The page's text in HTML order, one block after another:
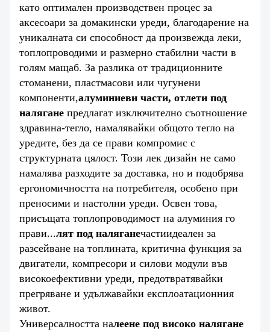
като оптимален производствен процес за
аксесоари за домакински уреди, благодарение на
уникалната си способност да произвежда леки,
топлопроводими и размерно стабилни части в
голям мащаб. За разлика от традиционните
стоманени, пластмасови или чугунени
компоненти,алуминиеви части, отлети под
налягане предлагат изключително съотношение
здравина-тегло, намалявайки общото тегло на
уредите, без да се прави компромис с
структурната цялост. Този лек дизайн не само
намалява разходите за доставка, но и подобрява
ергономичността на потребителя, особено при
преносими и настолни уреди. Освен това,
присъщата топлопроводимост на алуминия го
прави...лят под наляганечастиидеален за
разсейване на топлината, критична функция за
двигатели, компресори и силови модули във
високоефективни уреди, предотвратявайки
прегряване и удължавайки експлоатационния
живот.
Универсалността налеене под високо налягане